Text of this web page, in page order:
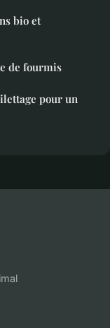
bio et
de fourmis
pour un